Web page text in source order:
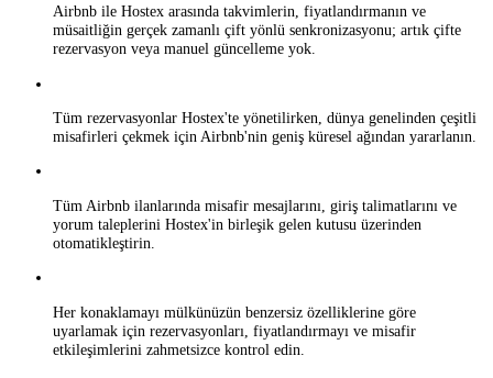
Airbnb ile Hostex arasında takvimlerin, fiyatlandırmanın ve
müsaitliğin gerçek zamanlı çift yönlü senkronizasyonu; artık çifte
rezervasyon veya manuel güncelleme yok.
Tüm rezervasyonlar Hostex'te yönetilirken, dünya genelinden çeşitli
misafirleri çekmek için Airbnb'nin geniş küresel ağından yararlanın.
Tüm Airbnb ilanlarında misafir mesajlarını, giriş talimatlarını ve
yorum taleplerini Hostex'in birleşik gelen kutusu üzerinden
otomatikleştirin.
Her konaklamayı mülkünüzün benzersiz özelliklerine göre
uyarlamak için rezervasyonları, fiyatlandırmayı ve misafir
etkileşimlerini zahmetsizce kontrol edin.